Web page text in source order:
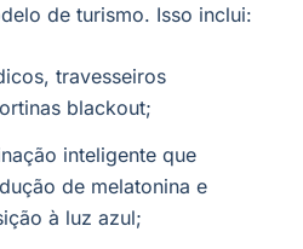
de turismo. Isso inclui:
travesseiros
blackout;
inteligente que
de melatonina e
à luz azul;